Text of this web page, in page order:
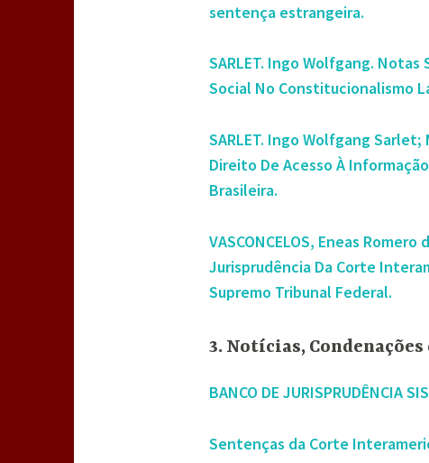
sentença estrangeira.
SARLET. Ingo Wolfgang.
Social No Constitucionalismo
SARLET. Ingo Wolfgang
Direito De Acesso À
Brasileira.
VASCONCELOS, Eneas
Jurisprudência Da Corte
Supremo Tribunal Federal.
3. Notícias,
BANCO DE JURISPRUDÊNCIA
Sentenças da Corte